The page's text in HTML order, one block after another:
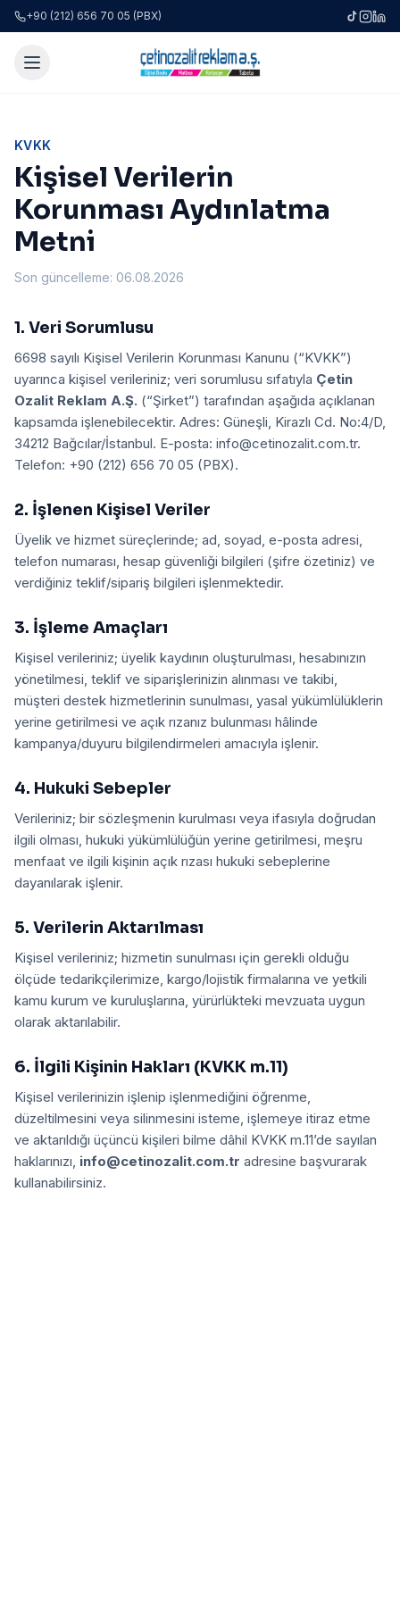
+90 (212) 656 70 05 (PBX)
KVKK
Kişisel Verilerin
Korunması Aydınlatma
Metni
Son güncelleme: 06.08.2026
1. Veri Sorumlusu
6698 sayılı Kişisel Verilerin Korunması Kanunu (“KVKK”)
uyarınca kişisel verileriniz; veri sorumlusu sıfatıyla Çetin
Ozalit Reklam A.Ş. (“Şirket”) tarafından aşağıda açıklanan
kapsamda işlenebilecektir. Adres: Güneşli, Kirazlı Cd. No:4/D,
34212 Bağcılar/İstanbul. E-posta: info@cetinozalit.com.tr.
Telefon: +90 (212) 656 70 05 (PBX).
2. İşlenen Kişisel Veriler
Üyelik ve hizmet süreçlerinde; ad, soyad, e-posta adresi,
telefon numarası, hesap güvenliği bilgileri (şifre özetiniz) ve
verdiğiniz teklif/sipariş bilgileri işlenmektedir.
3. İşleme Amaçları
Kişisel verileriniz; üyelik kaydının oluşturulması, hesabınızın
yönetilmesi, teklif ve siparişlerinizin alınması ve takibi,
müşteri destek hizmetlerinin sunulması, yasal yükümlülüklerin
yerine getirilmesi ve açık rızanız bulunması hâlinde
kampanya/duyuru bilgilendirmeleri amacıyla işlenir.
4. Hukuki Sebepler
Verileriniz; bir sözleşmenin kurulması veya ifasıyla doğrudan
ilgili olması, hukuki yükümlülüğün yerine getirilmesi, meşru
menfaat ve ilgili kişinin açık rızası hukuki sebeplerine
dayanılarak işlenir.
5. Verilerin Aktarılması
Kişisel verileriniz; hizmetin sunulması için gerekli olduğu
ölçüde tedarikçilerimize, kargo/lojistik firmalarına ve yetkili
kamu kurum ve kuruluşlarına, yürürlükteki mevzuata uygun
olarak aktarılabilir.
6. İlgili Kişinin Hakları (KVKK m.11)
Kişisel verilerinizin işlenip işlenmediğini öğrenme,
düzeltilmesini veya silinmesini isteme, işlemeye itiraz etme
ve aktarıldığı üçüncü kişileri bilme dâhil KVKK m.11’de sayılan
haklarınızı, info@cetinozalit.com.tr adresine başvurarak
kullanabilirsiniz.